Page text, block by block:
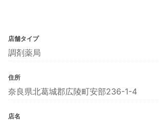
店舗タイプ
調剤薬局
住所
奈良県北葛城郡広陵町安部236-1-4
店名